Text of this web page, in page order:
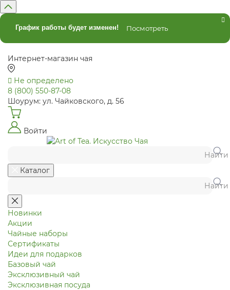
График работы будет изменен! Посмотреть
Интернет-магазин чая
Не определено
8 (800) 550-87-08
Шоурум: ул. Чайковского, д. 56
Войти
Найти
Каталог
Найти
Новинки
Акции
Чайные наборы
Сертификаты
Идеи для подарков
Базовый чай
Эксклюзивный чай
Эксклюзивная посуда